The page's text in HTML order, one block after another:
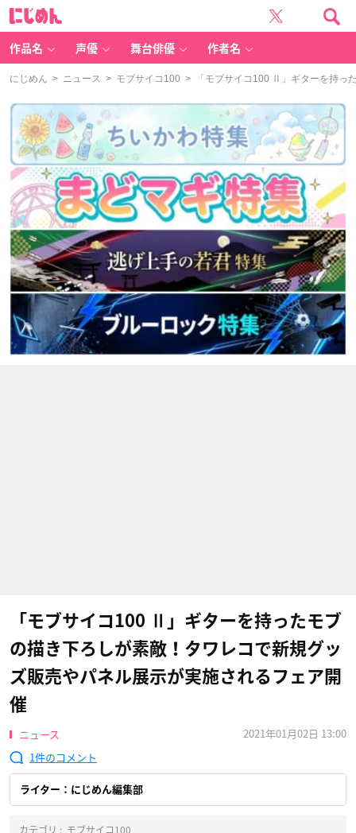
作品名 声優 舞台俳優 作者名
にじめん > ニュース > モブサイコ100 > 「モブサイコ100 Ⅱ」ギターを持っ
「モブサイコ100 Ⅱ」ギターを持ったモブ
の描き下ろしが素敵！タワレコで新規グッ
ズ販売やパネル展示が実施されるフェア開
催
ニュース
2021年01月02日 13:00
1
ライター：にじめん編集部
カテゴリ : モブサイコ100